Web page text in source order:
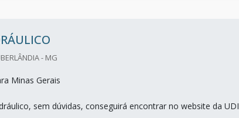
- MG
Minas Gerais
sem dúvidas, conseguirá encontrar no website da UDI